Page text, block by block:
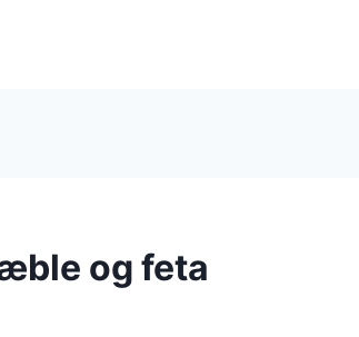
og feta